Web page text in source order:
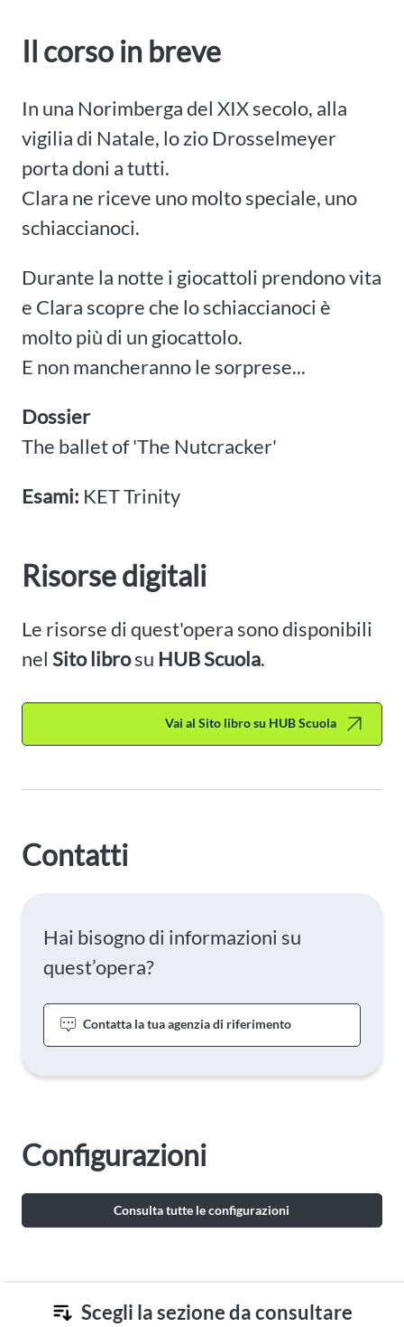
Scegli la sezione da consultare
Il corso in breve
In una Norimberga del XIX secolo, alla
vigilia di Natale, lo zio Drosselmeyer
porta doni a tutti.
Clara ne riceve uno molto speciale, uno
schiaccianoci.
Durante la notte i giocattoli prendono vita
e Clara scopre che lo schiaccianoci è
molto più di un giocattolo.
E non mancheranno le sorprese...
Dossier
The ballet of 'The Nutcracker'
Esami: KET Trinity
Risorse digitali
Le risorse di quest'opera sono disponibili
nel Sito librosu HUB Scuola.
Vai al Sito libro su HUB Scuola
Contatti
Hai bisogno di informazioni su
quest’opera?
Contatta la tua agenzia di riferimento
Configurazioni
Consulta tutte le configurazioni